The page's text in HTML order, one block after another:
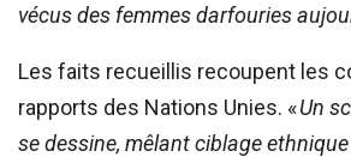
vécus des femmes darfouries
Les faits recueillis recoupent les
rapports des Nations Unies. «Un
se dessine, mêlant ciblage